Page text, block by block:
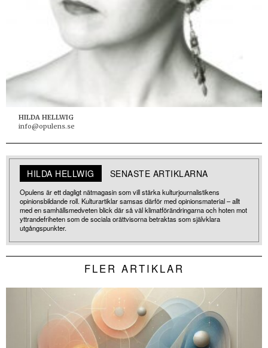
HILDA HELLWIG
info@opulens.se
HILDA HELLWIG SENASTE ARTIKLARNA
Opulens är ett dagligt nätmagasin som vill stärka kulturjournalistikens
opinionsbildande roll. Kulturartiklar samsas därför med opinionsmaterial – allt
med en samhällsmedveten blick där så väl klimatförändringarna och hoten mot
yttrandefriheten som de sociala orättvisorna betraktas som självklara
utgångspunkter.
FLER ARTIKLAR